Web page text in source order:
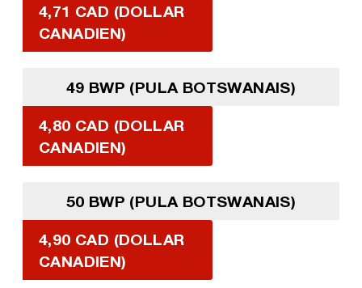
4,71 CAD (DOLLAR
CANADIEN)
49 BWP (PULA BOTSWANAIS)
4,80 CAD (DOLLAR
CANADIEN)
50 BWP (PULA BOTSWANAIS)
4,90 CAD (DOLLAR
CANADIEN)